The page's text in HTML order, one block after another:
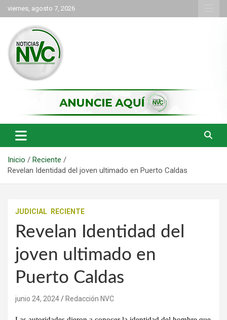
Saltar
al
contenido
viernes, agosto 7, 2026
NVC Noticias
Inicio
Reciente
Revelan Identidad del joven ultimado en Puerto Caldas
JUDICIAL RECIENTE
Revelan Identidad del
joven ultimado en
Puerto Caldas
junio 24, 2024 Redacción NVC